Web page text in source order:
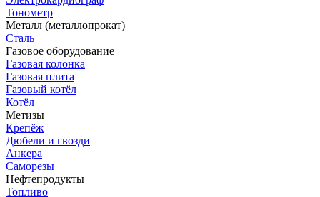
Тонометр
Металл (металлопрокат)
Сталь
Газовое оборудование
Газовая колонка
Газовая плита
Газовый котёл
Котёл
Метизы
Крепёж
Дюбели и гвозди
Анкера
Саморезы
Нефтепродукты
Топливо